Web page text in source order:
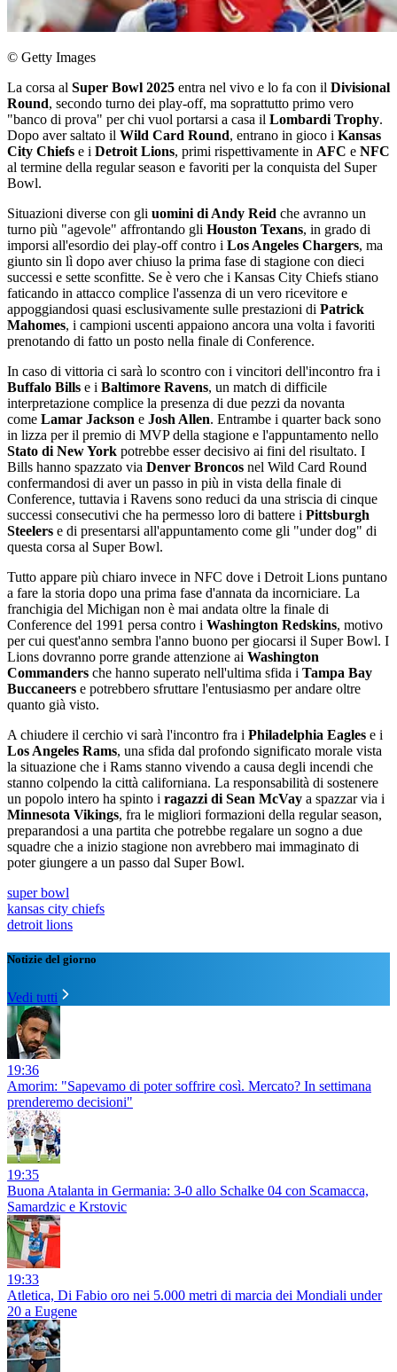
© Getty Images
La corsa al Super Bowl 2025 entra nel vivo e lo fa con il Divisional
Round, secondo turno dei play-off, ma soprattutto primo vero
"banco di prova" per chi vuol portarsi a casa il Lombardi Trophy.
Dopo aver saltato il Wild Card Round, entrano in gioco i Kansas
City Chiefs e i Detroit Lions, primi rispettivamente in AFC e NFC
al termine della regular season e favoriti per la conquista del Super
Bowl.
Situazioni diverse con gli uomini di Andy Reid che avranno un
turno più "agevole" affrontando gli Houston Texans, in grado di
imporsi all'esordio dei play-off contro i Los Angeles Chargers, ma
giunto sin lì dopo aver chiuso la prima fase di stagione con dieci
successi e sette sconfitte. Se è vero che i Kansas City Chiefs stiano
faticando in attacco complice l'assenza di un vero ricevitore e
appoggiandosi quasi esclusivamente sulle prestazioni di Patrick
Mahomes, i campioni uscenti appaiono ancora una volta i favoriti
prenotando di fatto un posto nella finale di Conference.
In caso di vittoria ci sarà lo scontro con i vincitori dell'incontro fra i
Buffalo Bills e i Baltimore Ravens, un match di difficile
interpretazione complice la presenza di due pezzi da novanta
come Lamar Jackson e Josh Allen. Entrambe i quarter back sono
in lizza per il premio di MVP della stagione e l'appuntamento nello
Stato di New York potrebbe esser decisivo ai fini del risultato. I
Bills hanno spazzato via Denver Broncos nel Wild Card Round
confermandosi di aver un passo in più in vista della finale di
Conference, tuttavia i Ravens sono reduci da una striscia di cinque
successi consecutivi che ha permesso loro di battere i Pittsburgh
Steelers e di presentarsi all'appuntamento come gli "under dog" di
questa corsa al Super Bowl.
Tutto appare più chiaro invece in NFC dove i Detroit Lions puntano
a fare la storia dopo una prima fase d'annata da incorniciare. La
franchigia del Michigan non è mai andata oltre la finale di
Conference del 1991 persa contro i Washington Redskins, motivo
per cui quest'anno sembra l'anno buono per giocarsi il Super Bowl. I
Lions dovranno porre grande attenzione ai Washington
Commanders che hanno superato nell'ultima sfida i Tampa Bay
Buccaneers e potrebbero sfruttare l'entusiasmo per andare oltre
quanto già visto.
A chiudere il cerchio vi sarà l'incontro fra i Philadelphia Eagles e i
Los Angeles Rams, una sfida dal profondo significato morale vista
la situazione che i Rams stanno vivendo a causa degli incendi che
stanno colpendo la città californiana. La responsabilità di sostenere
un popolo intero ha spinto i ragazzi di Sean McVay a spazzar via i
Minnesota Vikings, fra le migliori formazioni della regular season,
preparandosi a una partita che potrebbe regalare un sogno a due
squadre che a inizio stagione non avrebbero mai immaginato di
poter giungere a un passo dal Super Bowl.
super bowl
kansas city chiefs
detroit lions
Notizie del giorno
Vedi tutti
19:36
Amorim: "Sapevamo di poter soffrire così. Mercato? In settimana
prenderemo decisioni"
19:35
Buona Atalanta in Germania: 3-0 allo Schalke 04 con Scamacca,
Samardzic e Krstovic
19:33
Atletica, Di Fabio oro nei 5.000 metri di marcia dei Mondiali under
20 a Eugene